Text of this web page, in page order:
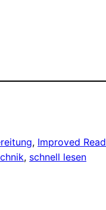
, Improved
, schnell lesen